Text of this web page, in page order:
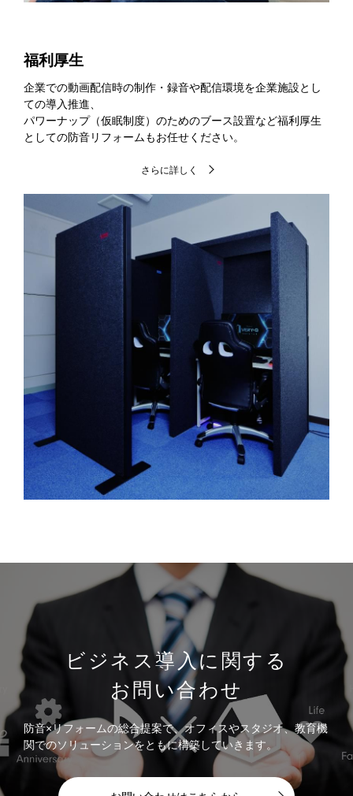
福利厚生
企業での動画配信時の制作・録音や配信環境を企業施設とし
ての導入推進、
パワーナップ（仮眠制度）のためのブース設置など福利厚生
としての防音リフォームもお任せください。
さらに詳しく
ビジネス導入に関する
お問い合わせ
防音×リフォームの総合提案で、オフィスやスタジオ、教育機
関でのソリューションをともに構築していきます。